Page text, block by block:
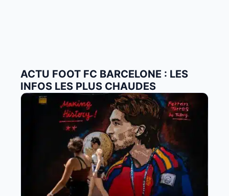
ACTU FOOT FC BARCELONE : LES
INFOS LES PLUS CHAUDES